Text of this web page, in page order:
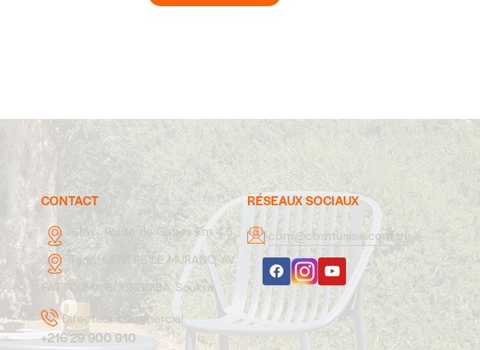
CONTACT
Sfax : Route de Gabes km 4.5
Tunis: CENTRE LE MURANO, AV
FATTOUMA BOURGUIBA, Soukra
Directeur commercial:
+216 29 900 910
RÉSEAUX SOCIAUX
cbm@cbmtunisie.com.tn